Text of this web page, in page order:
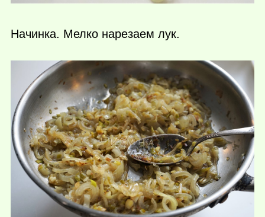
Начинка. Мелко нарезаем лук.